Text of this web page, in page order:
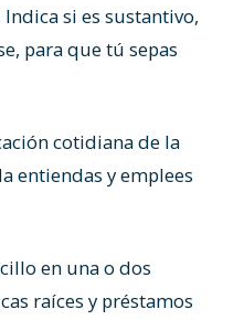
Indica si es sustantivo,
para que tú sepas
cotidiana de la
entiendas y emplees
en una o dos
raíces y préstamos